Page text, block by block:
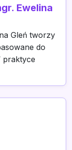
Ewelina
Gleń tworzy
do
praktyce